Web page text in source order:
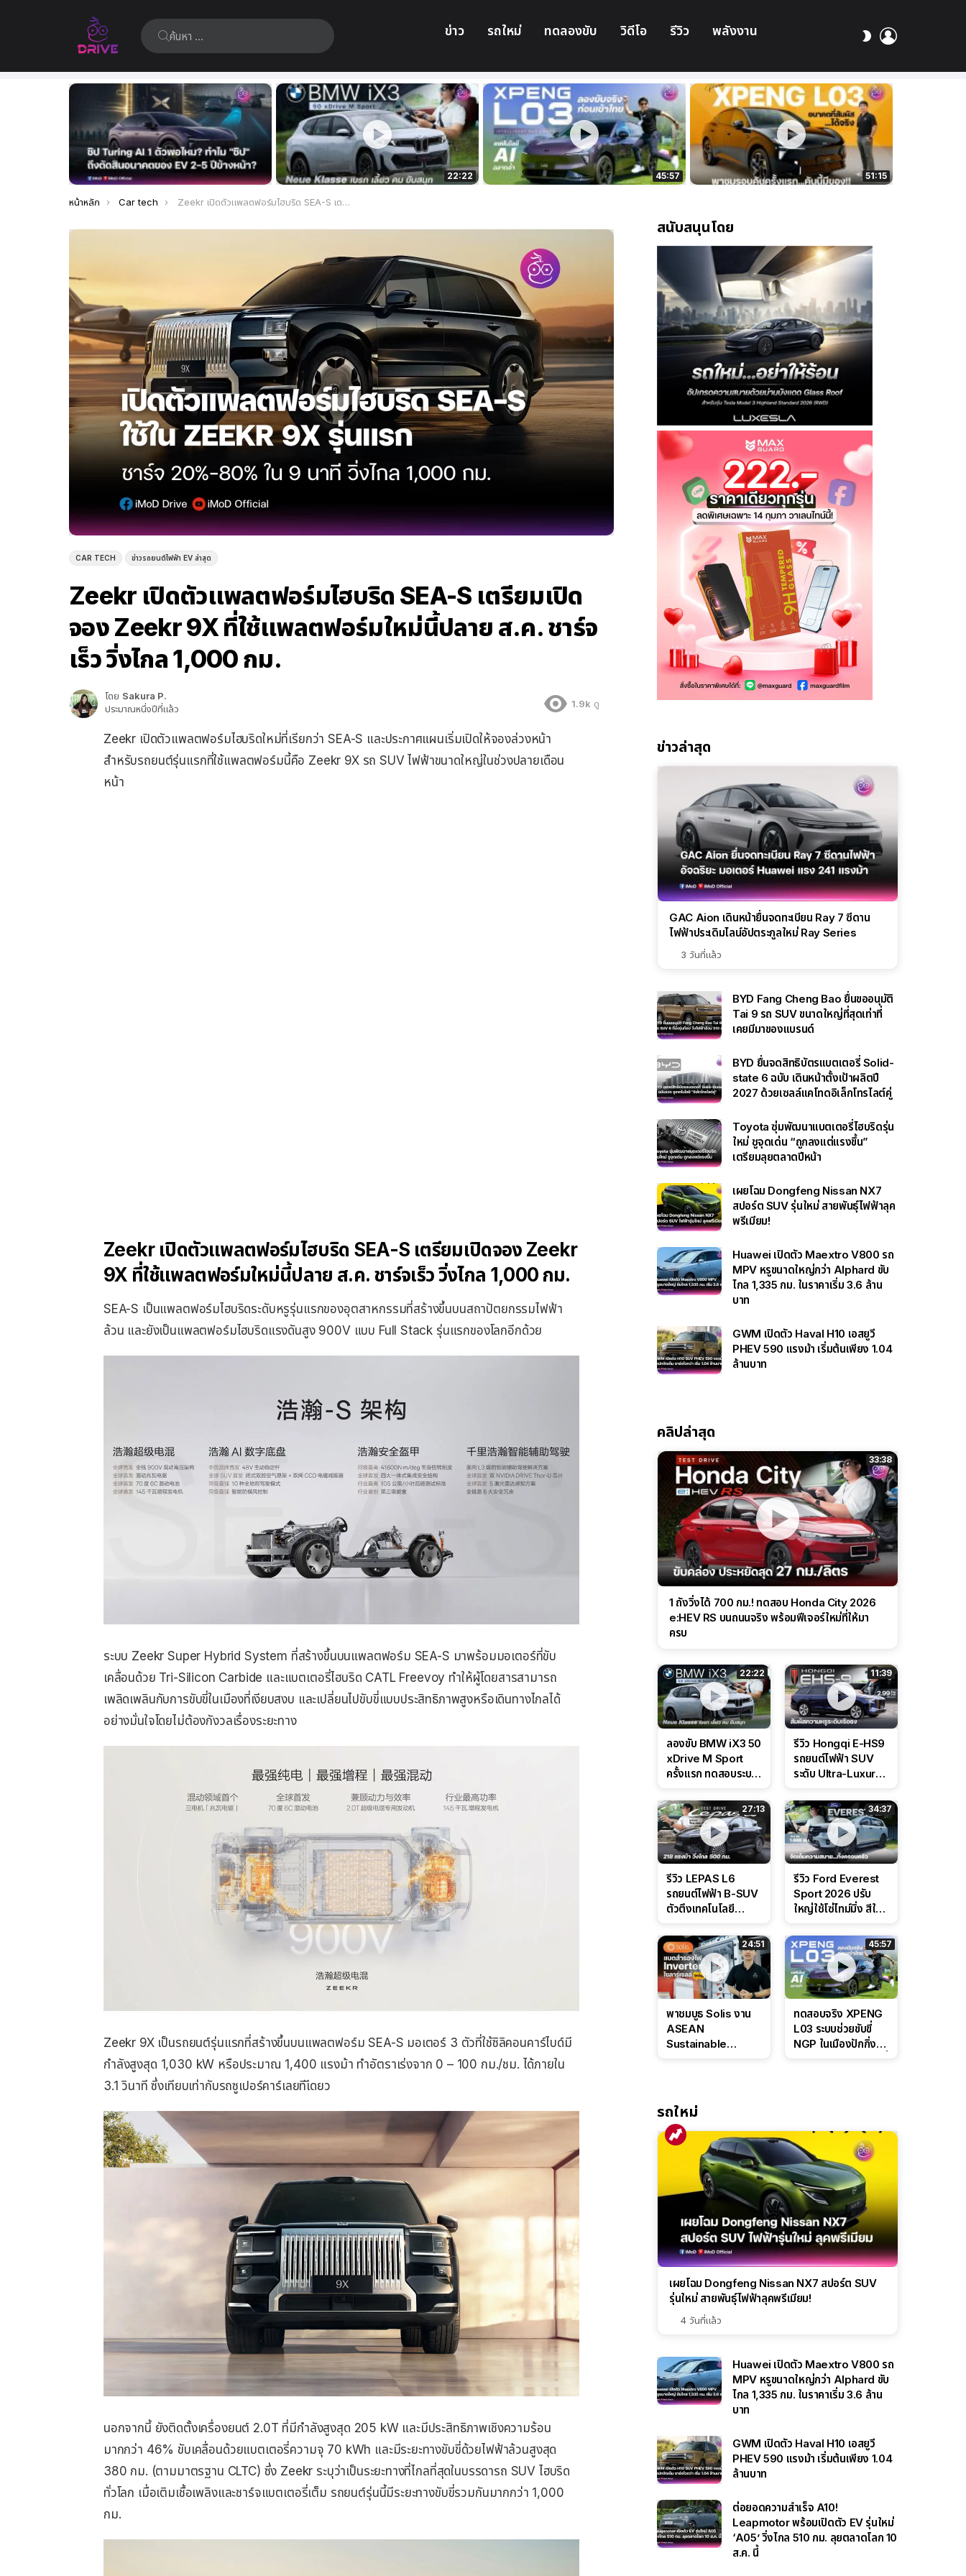
ค้นหา: ข่าว รถใหม่ ทดลองขับ วิดีโอ รีวิว พลังงาน
สลับ
เรื่อง
ล่าสุด
22:22 45:57 51:15
คุณอยู่ที่นี่:
หน้าหลัก Car tech Zeekr เปิดตัวแพลตฟอร์มไฮบริด SEA-S เตรียมเปิดจอง Zeekr 9X ที่ใช้แพลตฟอร์มใหม่นี้ปลาย ส.ค. ชาร์จเร็ว วิ่งไกล 1,000 กม.
CAR TECH ข่าวรถยนต์ไฟฟ้า EV ล่าสุด
Zeekr เปิดตัวแพลตฟอร์มไฮบริด SEA-S เตรียมเปิด
จอง Zeekr 9X ที่ใช้แพลตฟอร์มใหม่นี้ปลาย ส.ค. ชาร์จ
เร็ว วิ่งไกล 1,000 กม.
โดย Sakura P.
ประมาณหนึ่งปีที่แล้ว
1.9k ดู
Zeekr เปิดตัวแพลตฟอร์มไฮบริดใหม่ที่เรียกว่า SEA-S และประกาศแผนเริ่มเปิดให้จองล่วงหน้า
สำหรับรถยนต์รุ่นแรกที่ใช้แพลตฟอร์มนี้คือ Zeekr 9X รถ SUV ไฟฟ้าขนาดใหญ่ในช่วงปลายเดือน
หน้า
Zeekr เปิดตัวแพลตฟอร์มไฮบริด SEA-S เตรียมเปิดจอง Zeekr
9X ที่ใช้แพลตฟอร์มใหม่นี้ปลาย ส.ค. ชาร์จเร็ว วิ่งไกล 1,000 กม.
SEA-S เป็นแพลตฟอร์มไฮบริดระดับหรูรุ่นแรกของอุตสาหกรรมที่สร้างขึ้นบนสถาปัตยกรรมไฟฟ้า
ล้วน และยังเป็นแพลตฟอร์มไฮบริดแรงดันสูง 900V แบบ Full Stack รุ่นแรกของโลกอีกด้วย
ระบบ Zeekr Super Hybrid System ที่สร้างขึ้นบนแพลตฟอร์ม SEA-S มาพร้อมมอเตอร์ที่ขับ
เคลื่อนด้วย Tri-Silicon Carbide และแบตเตอรี่ไฮบริด CATL Freevoy ทำให้ผู้โดยสารสามารถ
เพลิดเพลินกับการขับขี่ในเมืองที่เงียบสงบ และเปลี่ยนไปขับขี่แบบประสิทธิภาพสูงหรือเดินทางไกลได้
อย่างมั่นใจโดยไม่ต้องกังวลเรื่องระยะทาง
Zeekr 9X เป็นรถยนต์รุ่นแรกที่สร้างขึ้นบนแพลตฟอร์ม SEA-S มอเตอร์ 3 ตัวที่ใช้ซิลิคอนคาร์ไบด์มี
กำลังสูงสุด 1,030 kW หรือประมาณ 1,400 แรงม้า ทำอัตราเร่งจาก 0 – 100 กม./ชม. ได้ภายใน
3.1 วินาที ซึ่งเทียบเท่ากับรถซูเปอร์คาร์เลยทีเีดยว
นอกจากนี้ ยังติดตั้งเครื่องยนต์ 2.0T ที่มีกำลังสูงสุด 205 kW และมีประสิทธิภาพเชิงความร้อน
มากกว่า 46% ขับเคลื่อนด้วยแบตเตอรี่ความจุ 70 kWh และมีระยะทางขับขี่ด้วยไฟฟ้าล้วนสูงสุด
380 กม. (ตามมาตรฐาน CLTC) ซึ่ง Zeekr ระบุว่าเป็นระยะทางที่ไกลที่สุดในบรรดารถ SUV ไฮบริด
ทั่วโลก เมื่อเติมเชื้อเพลิงและชาร์จแบตเตอรี่เต็ม รถยนต์รุ่นนี้มีระยะทางขับขี่รวมกันมากกว่า 1,000
กม.
สนับสนุนโดย
ข่าวล่าสุด
GAC Aion เดินหน้ายื่นจดทะเบียน Ray 7 ซีดาน
ไฟฟ้าประเดิมไลน์อัปตระกูลใหม่ Ray Series
3 วันที่แล้ว
BYD Fang Cheng Bao ยื่นขออนุมัติ
Tai 9 รถ SUV ขนาดใหญ่ที่สุดเท่าที่
เคยมีมาของแบรนด์
BYD ยื่นจดสิทธิบัตรแบตเตอรี่ Solid-
state 6 ฉบับ เดินหน้าตั้งเป้าผลิตปี
2027 ด้วยเซลล์แคโทดอิเล็กโทรไลต์คู่
Toyota ซุ่มพัฒนาแบตเตอรี่ไฮบริดรุ่น
ใหม่ ชูจุดเด่น “ถูกลงแต่แรงขึ้น”
เตรียมลุยตลาดปีหน้า
เผยโฉม Dongfeng Nissan NX7
สปอร์ต SUV รุ่นใหม่ สายพันธุ์ไฟฟ้าลุค
พรีเมียม!
Huawei เปิดตัว Maextro V800 รถ
MPV หรูขนาดใหญ่กว่า Alphard ขับ
ไกล 1,335 กม. ในราคาเริ่ม 3.6 ล้าน
บาท
GWM เปิดตัว Haval H10 เอสยูวี
PHEV 590 แรงม้า เริ่มต้นเพียง 1.04
ล้านบาท
คลิปล่าสุด
33:38
1 ถังวิ่งได้ 700 กม.! ทดสอบ Honda City 2026
e:HEV RS บนถนนจริง พร้อมฟีเจอร์ใหม่ที่ให้มา
ครบ
22:22
ลองขับ BMW iX3 50
xDrive M Sport
ครั้งแรก ทดสอบระบบ
Performance แบบ
จัดเต็มในสนาม
11:39
รีวิว Hongqi E-HS9
รถยนต์ไฟฟ้า SUV
ระดับ Ultra-Luxury
CDC นุ่มหนึบเหนือ
ระดับ
27:13
รีวิว LEPAS L6
รถยนต์ไฟฟ้า B-SUV
ตัวตึงเทคโนโลยี
ล่างหนึบ ลุ้นราคา 7
แสนต้น
34:37
รีวิว Ford Everest
Sport 2026 ปรับ
ใหญ่ใช้โซ่ไทม์มิ่ง สีใหม่
ดุดันสไตล์ครอบครัว
สายลุย
24:51
พาชมบูธ Solis งาน
ASEAN
Sustainable
IntelliHouse และ
EverCORE โซลูชัน
ESS ครบวงจร
45:57
ทดสอบจริง XPENG
L03 ระบบช่วยขับขี่
NGP ในเมืองปักกิ่ง
รถใหม่
เผยโฉม Dongfeng Nissan NX7 สปอร์ต SUV
รุ่นใหม่ สายพันธุ์ไฟฟ้าลุคพรีเมียม!
4 วันที่แล้ว
Huawei เปิดตัว Maextro V800 รถ
MPV หรูขนาดใหญ่กว่า Alphard ขับ
ไกล 1,335 กม. ในราคาเริ่ม 3.6 ล้าน
บาท
GWM เปิดตัว Haval H10 เอสยูวี
PHEV 590 แรงม้า เริ่มต้นเพียง 1.04
ล้านบาท
ต่อยอดความสำเร็จ A10!
Leapmotor พร้อมเปิดตัว EV รุ่นใหม่
‘A05’ วิ่งไกล 510 กม. ลุยตลาดโลก 10
ส.ค. นี้